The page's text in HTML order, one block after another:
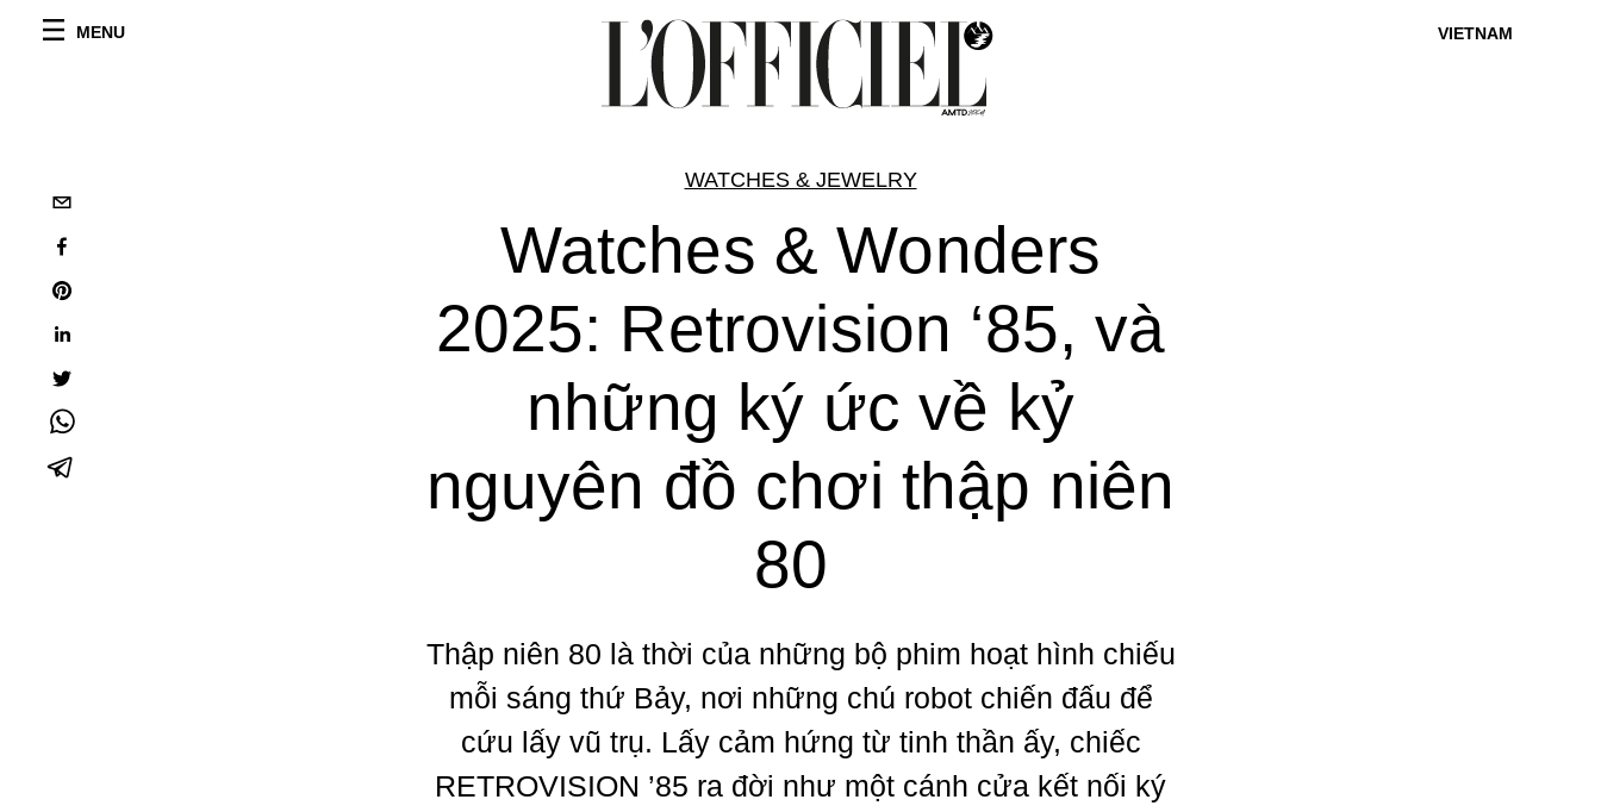
MENU VIETNAM
WATCHES & JEWELRY
Watches & Wonders
2025: Retrovision ‘85, và
những ký ức về kỷ
nguyên đồ chơi thập niên
80
Thập niên 80 là thời của những bộ phim hoạt hình chiếu
mỗi sáng thứ Bảy, nơi những chú robot chiến đấu để
cứu lấy vũ trụ. Lấy cảm hứng từ tinh thần ấy, chiếc
RETROVISION ’85 ra đời như một cánh cửa kết nối ký